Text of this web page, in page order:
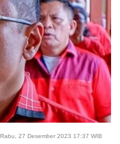
Rabu, 27 Desember 2023 17:37 WIB